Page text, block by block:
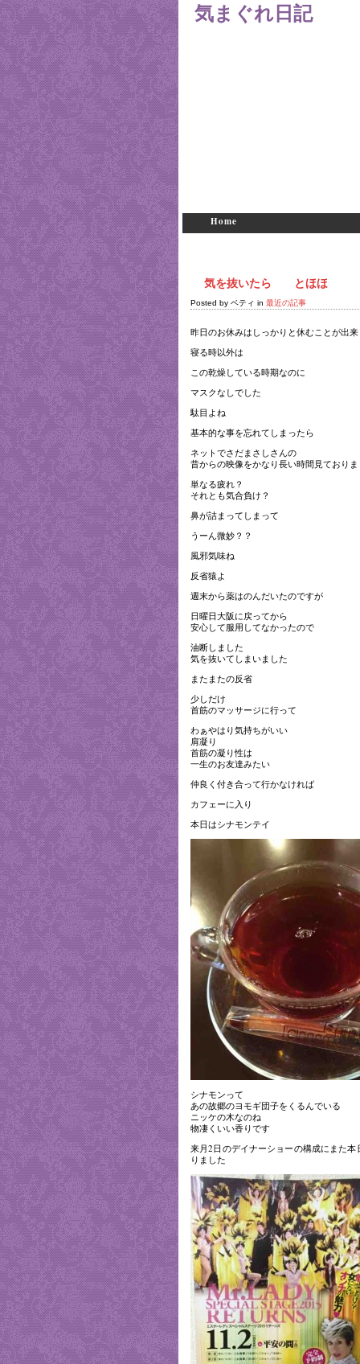
気まぐれ日記
Home
気を抜いたら とほほ
Posted by ベティ in 最近の記事
昨日のお休みはしっかりと休むことが出
寝る時以外は
この乾燥している時期なのに
マスクなしでした
駄目よね
基本的な事を忘れてしまったら
ネットでさだまさしさんの
昔からの映像をかなり長い時間見ており
単なる疲れ？
それとも気合負け？
鼻が詰まってしまって
うーん微妙？？
風邪気味ね
反省猿よ
週末から薬はのんだいたのですが
日曜日大阪に戻ってから
安心して服用してなかったので
油断しました
気を抜いてしまいました
またまたの反省
少しだけ
首筋のマッサージに行って
わぁやはり気持ちがいい
肩凝り
首筋の凝り性は
一生のお友達みたい
仲良く付き合って行かなければ
カフェーに入り
本日はシナモンテイ
シナモンって
あの故郷のヨモギ団子をくるんでいる
ニッケの木なのね
物凄くいい香りです
来月2日のデイナーショーの構成にまた
りました